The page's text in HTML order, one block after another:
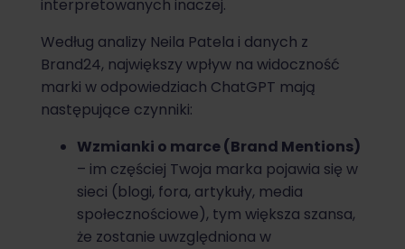
interpretowanych inaczej.
Według analizy Neila Patela i danych z
Brand24, największy wpływ na widoczność
marki w odpowiedziach ChatGPT mają
następujące czynniki:
Wzmianki o marce (Brand Mentions)
– im częściej Twoja marka pojawia się w
sieci (blogi, fora, artykuły, media
społecznościowe), tym większa szansa,
że zostanie uwzględniona w